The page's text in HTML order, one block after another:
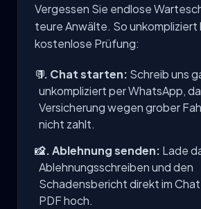
Vergessen Sie endlose
teure Anwälte. So unkompliziert
kostenlose Prüfung:
💬
1. Chat starten: Schreib uns
unkompliziert per WhatsApp,
Versicherung wegen grober
nicht zahlt.
📸2. Ablehnung senden: Lade
Ablehnungsschreiben und den
Schadensbericht direkt im
PDF hoch.